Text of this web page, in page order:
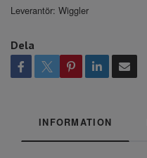
Leverantör: Wiggler
Dela
INFORMATION